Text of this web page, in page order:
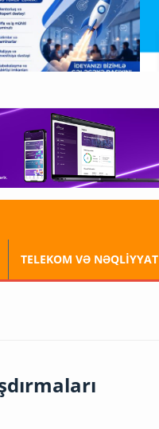
TELEKOM VƏ NƏQLİYYAT